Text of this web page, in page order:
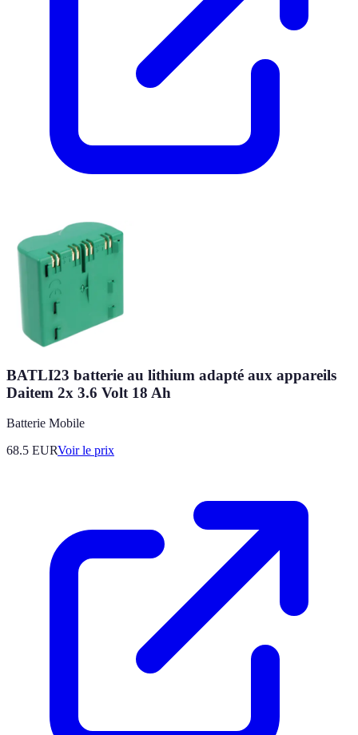
BATLI23 batterie au lithium adapté aux appareils
Daitem 2x 3.6 Volt 18 Ah
Batterie Mobile
68.5 EURVoir le prix